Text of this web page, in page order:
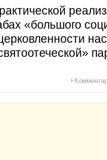
«большого